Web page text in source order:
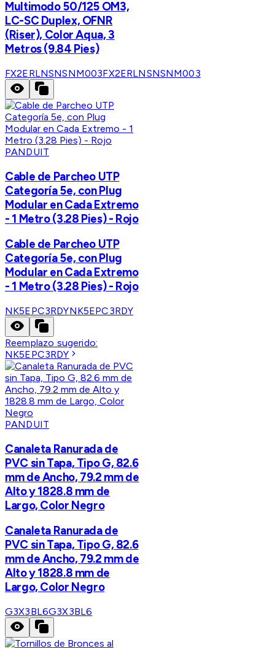
Multimodo 50/125 OM3,
LC-SC Duplex, OFNR
(Riser), Color Aqua, 3
Metros (9.84 Pies)
FX2ERLNSNSNM003FX2ERLNSNSNM003
PANDUIT
Cable de Parcheo UTP
Categoría 5e, con Plug
Modular en Cada Extremo
- 1 Metro (3.28 Pies) - Rojo
Cable de Parcheo UTP
Categoría 5e, con Plug
Modular en Cada Extremo
- 1 Metro (3.28 Pies) - Rojo
NK5EPC3RDYNK5EPC3RDY
Reemplazo sugerido:
NK5EPC3RDY
PANDUIT
Canaleta Ranurada de
PVC sin Tapa, Tipo G, 82.6
mm de Ancho, 79.2 mm de
Alto y 1828.8 mm de
Largo, Color Negro
Canaleta Ranurada de
PVC sin Tapa, Tipo G, 82.6
mm de Ancho, 79.2 mm de
Alto y 1828.8 mm de
Largo, Color Negro
G3X3BL6G3X3BL6